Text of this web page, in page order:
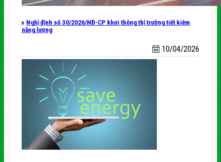
Nghị định số 30/2026/NĐ-CP khơi thông thị trường tiết kiệm
năng lượng
10/04/2026